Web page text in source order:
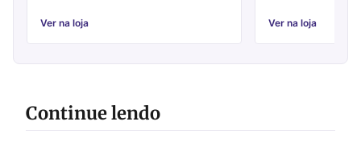
Ver na loja Ver na loja
Continue lendo